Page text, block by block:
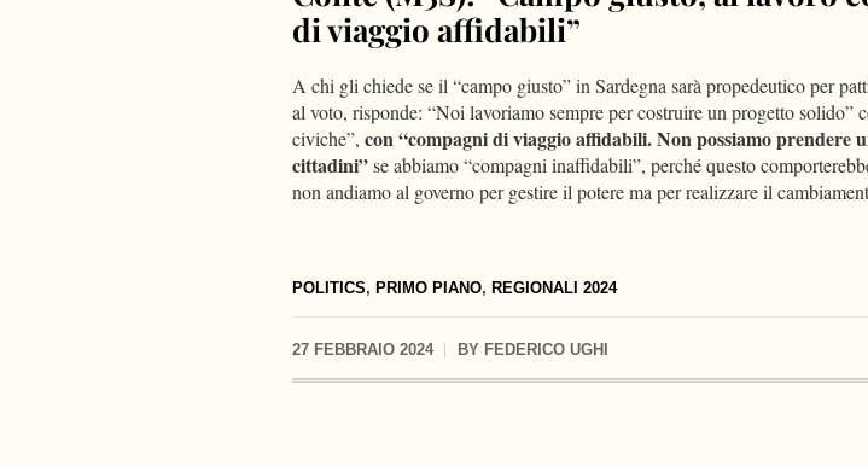
POLITICS, PRIMO PIANO, REGIONALI 2024
27 FEBBRAIO 2024 BY FEDERICO UGHI
di viaggio affidabili”
A chi gli chiede se il “campo giusto” in Sardegna sarà propedeutico per
al voto, risponde: “Noi lavoriamo sempre per costruire un progetto solido”
civiche”, con “compagni di viaggio affidabili. Non possiamo prendere
cittadini”se abbiamo “compagni inaffidabili”, perché questo
non andiamo al governo per gestire il potere ma per realizzare il